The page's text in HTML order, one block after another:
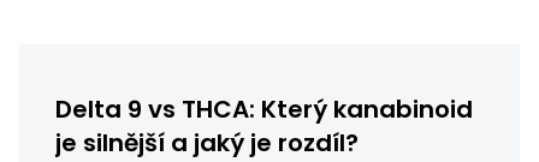
Delta 9 vs THCA: Který kanabinoid
je silnější a jaký je rozdíl?